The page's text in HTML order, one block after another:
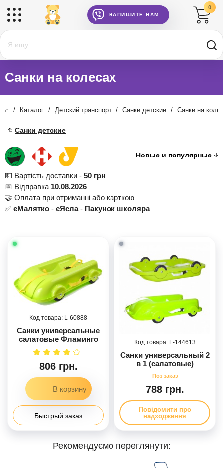
НАПИШИТЕ НАМ
0
Санки на колесах
⌂ / Каталог / Детский транспорт / Санки детские / Санки на
Санки детские
💵 Вартість доставки - 50 грн
📅 Відправка 10.08.2026
🤝 Оплата при отриманні або карткою
✅ єМалятко - єЯсла- Пакунок школяра
60888
Санки универсальные
салатовые Фламинго
806 грн.
Быстрый заказ
144613
Санки универсальный 2
в 1 (салатовые)
788 грн.
Повідомити про
надходження
Рекомендуємо переглянути: